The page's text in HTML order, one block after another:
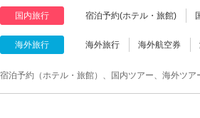
国内旅行 宿泊予約(ホテル・旅館)
海外旅行 海外旅行 海外航空券
宿泊予約（ホテル・旅館）、国内ツアー、海外ツ